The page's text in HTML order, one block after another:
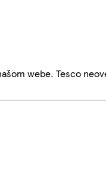
webe. Tesco